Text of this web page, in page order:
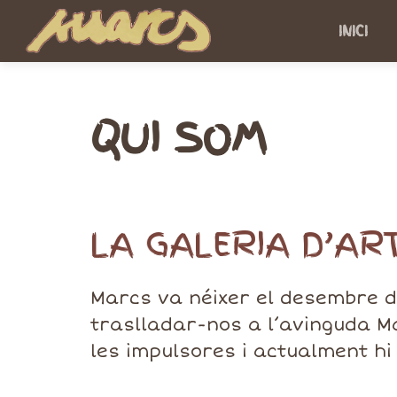
INICI
QUI SOM
LA GALERIA
Marcs va néixer el desembre
traslladar-nos a l’avinguda
les impulsores i actualment
ISABEL COLOMER